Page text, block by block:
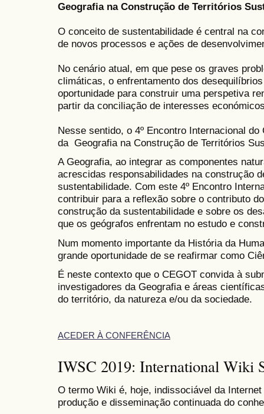
Geografia na Construção de Territórios
O conceito de sustentabilidade é central na
de novos processos e ações de
​No cenário atual, em que pese os graves
climáticas, o enfrentamento dos
oportunidade para construir uma perspetiva
partir da conciliação de interesses
Nesse sentido, o 4º Encontro Internacional
da Geografia na Construção de Territórios
A Geografia, ao integrar as componentes
acrescidas responsabilidades na construção
sustentabilidade. Com este 4º Encontro
contribuir para a reflexão sobre o contributo
construção da sustentabilidade e sobre os
que os geógrafos enfrentam no estudo e
Num momento importante da História da
grande oportunidade de se reafirmar como
É neste contexto que o CEGOT convida à
investigadores da Geografia e áreas
do território, da natureza e/ou da sociedade.
ACEDER À CONFERÊNCIA
IWSC 2019: International Wiki
O termo Wiki é, hoje, indissociável da
produção e disseminação continuada do